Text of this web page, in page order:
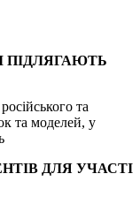
ПІДЛЯГАЮТЬ
та
та моделей, у
ДЛЯ УЧАСТІ